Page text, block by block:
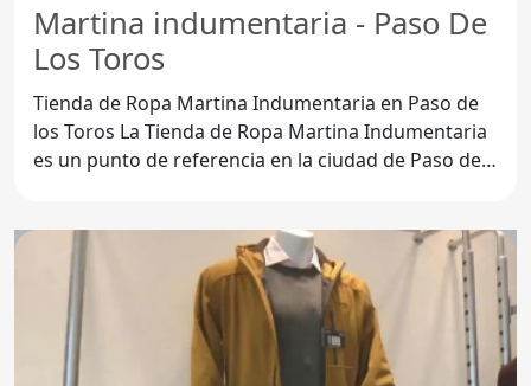
Martina indumentaria - Paso De
Los Toros
Tienda de Ropa Martina Indumentaria en Paso de
los Toros La Tienda de Ropa Martina Indumentaria
es un punto de referencia en la ciudad de Paso de